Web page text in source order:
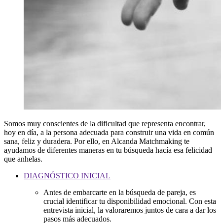
Somos muy conscientes de la dificultad que representa encontrar,
hoy en día, a la persona adecuada para construir una vida en común
sana, feliz y duradera. Por ello, en Alcanda Matchmaking te
ayudamos de diferentes maneras en tu búsqueda hacía esa felicidad
que anhelas.
DIAGNÓSTICO INICIAL
Antes de embarcarte en la búsqueda de pareja, es
crucial identificar tu disponibilidad emocional. Con esta
entrevista inicial, la valoraremos juntos de cara a dar los
pasos más adecuados.